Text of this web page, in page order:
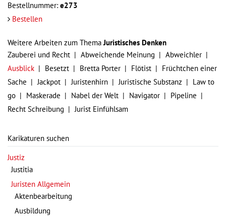
Bestellnummer: e273
Bestellen
Weitere Arbeiten zum ThemaJuristisches Denken
Zauberei und Recht
Abweichende Meinung
Abweichler
Ausblick
Besetzt Bretta Porter Flötist
Früchtchen einer
Sache
Jackpot Juristenhirn Juristische Substanz
Law to
go
Maskerade Nabel der Welt Navigator
Pipeline
Recht Schreibung
Jurist Einfühlsam
Karikaturen suchen
Justiz
Justitia
Juristen Allgemein
Aktenbearbeitung
Ausbildung